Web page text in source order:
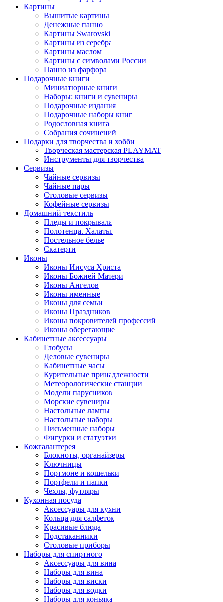
Картины
Вышитые картины
Денежные панно
Картины Swarovski
Картины из серебра
Картины маслом
Картины с символами России
Панно из фарфора
Подарочные книги
Миниатюрные книги
Наборы: книги и сувениры
Подарочные издания
Подарочные наборы книг
Родословная книга
Собрания сочинений
Подарки для творчества и хобби
Творческая мастерская PLAYMAT
Инструменты для творчества
Cервизы
Чайные сервизы
Чайные пары
Столовые сервизы
Кофейные сервизы
Домашний текстиль
Пледы и покрывала
Полотенца. Халаты.
Постельное белье
Скатерти
Иконы
Иконы Иисуса Христа
Иконы Божией Матери
Иконы Ангелов
Иконы именные
Иконы для семьи
Иконы Праздников
Иконы покровителей профессий
Иконы оберегающие
Кабинетные аксессуары
Глобусы
Деловые сувениры
Кабинетные часы
Курительные принадлежности
Метеорологические станции
Модели парусников
Морские сувениры
Настольные лампы
Настольные наборы
Письменные наборы
Фигурки и статуэтки
Кожгалантерея
Блокноты, органайзеры
Ключницы
Портмоне и кошельки
Портфели и папки
Чехлы, футляры
Кухонная посуда
Аксессуары для кухни
Кольца для салфеток
Красивые блюда
Подстаканники
Столовые приборы
Наборы для спиртного
Аксессуары для вина
Наборы для вина
Наборы для виски
Наборы для водки
Наборы для коньяка